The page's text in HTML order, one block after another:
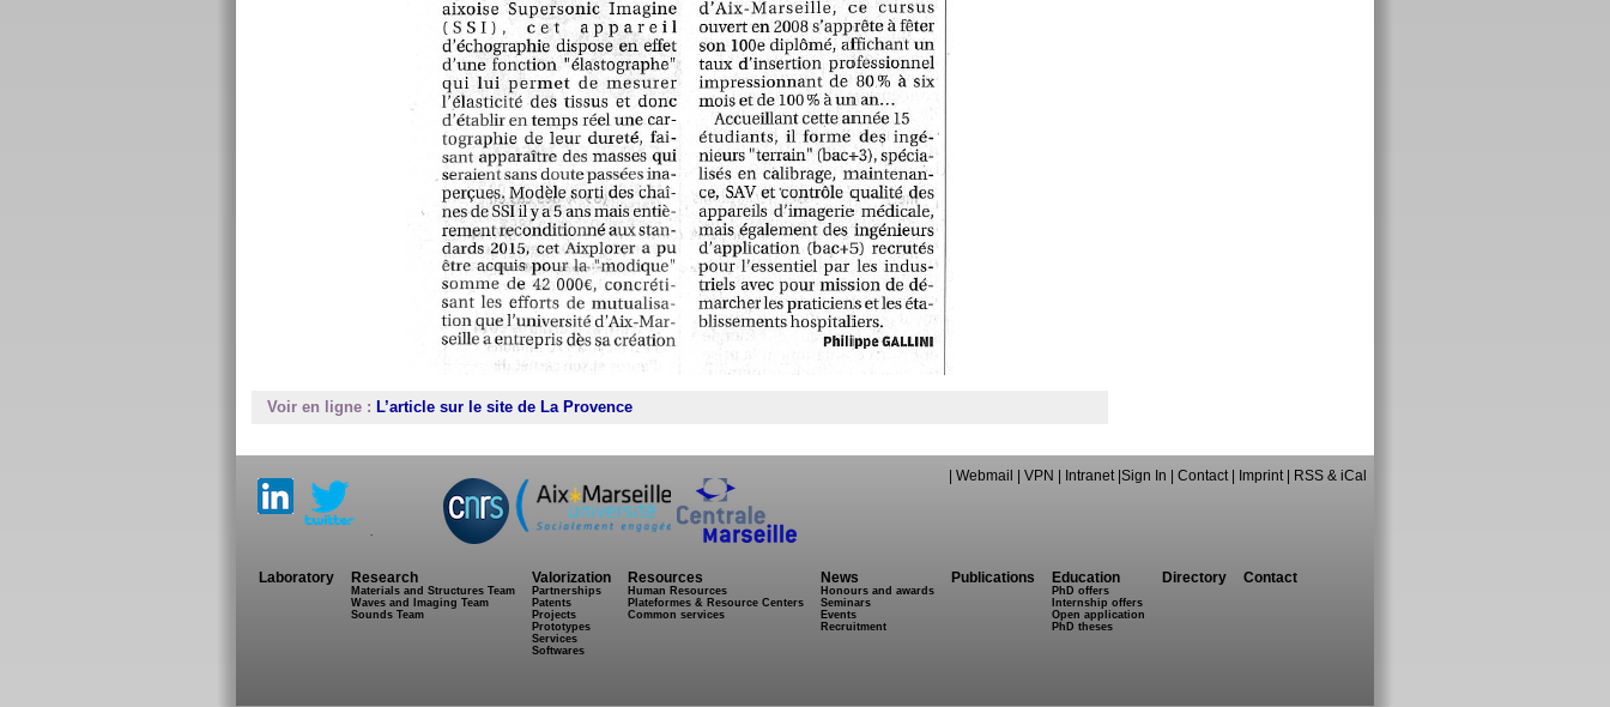
Voir en ligne : L’article sur le site de La Provence
.
|Webmail |VPN Intranet |Sign In |Contact Imprint RSS & iCal
Laboratory Research
Materials and Structures Team
Waves and Imaging Team
Sounds Team
Valorization
Partnerships
Patents
Projects
Prototypes
Services
Softwares
Resources
Human Resources
Plateformes & Resource Centers
Common services
News
Honours and awards
Seminars
Events
Recruitment
Publications Education
PhD offers
Internship offers
Open application
PhD theses
Directory Contact